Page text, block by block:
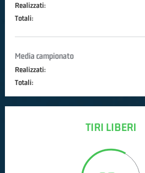
Realizzati:
Totali:
Media campionato
Realizzati:
Totali:
TIRI LIBERI